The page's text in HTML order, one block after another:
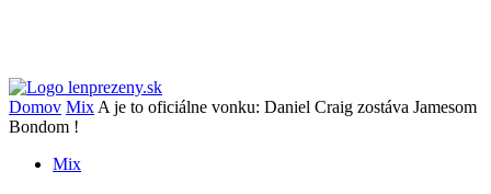
Domov Mix A je to oficiálne vonku: Daniel Craig zostáva Jamesom
Bondom !
Mix